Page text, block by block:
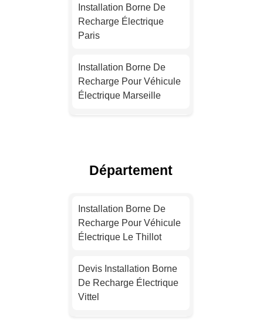
Installation Borne De
Recharge Électrique
Paris
Installation Borne De
Recharge Pour Véhicule
Électrique Marseille
Électrique Toulouse
Nice
Département
Installation Borne De
Recharge Pour Véhicule
Électrique Le Thillot
Devis Installation Borne
De Recharge Électrique
Vittel